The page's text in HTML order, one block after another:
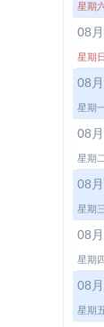
星期
08
星期日
08
星期
08
星期二
08
星期
08
星期
08
星期